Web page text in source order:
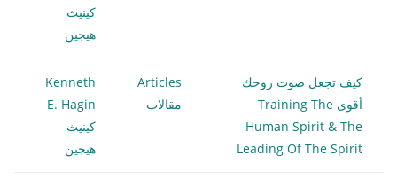
كينيث
هيجين
كيف تجعل صوت روحك
أقوى Training The
Human Spirit & The
Leading Of The Spirit
Articles
مقالات
Kenneth
E. Hagin
كينيث
هيجين